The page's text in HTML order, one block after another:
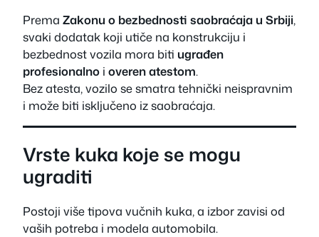
Prema Zakonu o bezbednosti saobraćaja u Srbiji,
svaki dodatak koji utiče na konstrukciju i
bezbednost vozila mora biti ugrađen
profesionalno i overen atestom.
Bez atesta, vozilo se smatra tehnički neispravnim
i može biti isključeno iz saobraćaja.
Vrste kuka koje se mogu
ugraditi
Postoji više tipova vučnih kuka, a izbor zavisi od
vaših potreba i modela automobila.